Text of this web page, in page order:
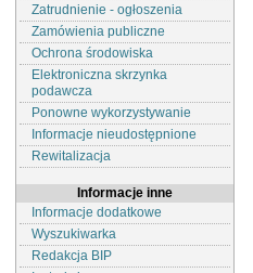
Zatrudnienie - ogłoszenia
Zamówienia publiczne
Ochrona środowiska
Elektroniczna skrzynka
podawcza
Ponowne wykorzystywanie
Informacje nieudostępnione
Rewitalizacja
Informacje inne
Informacje dodatkowe
Wyszukiwarka
Redakcja BIP